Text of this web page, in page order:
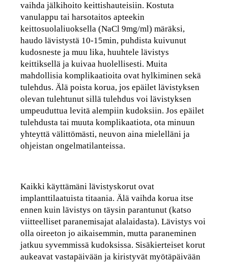
vaihda jälkihoito keittishauteisiin. Kostuta
vanulappu tai harsotaitos apteekin
keittosuolaliuoksella (NaCl 9mg/ml) märäksi,
haudo lävistystä 10-15min, puhdista kuivunut
kudosneste ja muu lika, huuhtele lävistys
keittiksellä ja kuivaa huolellisesti. Muita
mahdollisia komplikaatioita ovat hylkiminen sekä
tulehdus. Älä poista korua, jos epäilet lävistyksen
olevan tulehtunut sillä tulehdus voi lävistyksen
umpeuduttua levitä alempiin kudoksiin. Jos epäilet
tulehdusta tai muuta komplikaatiota, ota minuun
yhteyttä välittömästi, neuvon aina mielelläni ja
ohjeistan ongelmatilanteissa.
Kaikki käyttämäni lävistyskorut ovat
implanttilaatuista titaania. Älä vaihda korua itse
ennen kuin lävistys on täysin parantunut (katso
viitteelliset paranemisajat alalaidasta). Lävistys voi
olla oireeton jo aikaisemmin, mutta paraneminen
jatkuu syvemmissä kudoksissa. Sisäkierteiset korut
aukeavat vastapäivään ja kiristyvät myötäpäivään